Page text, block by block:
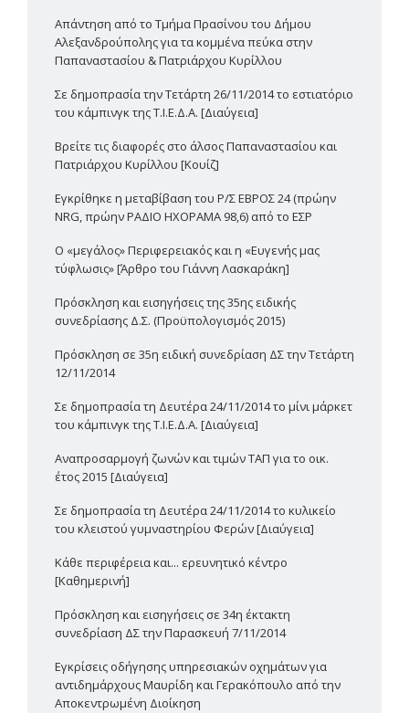
Απάντηση από το Τμήμα Πρασίνου του Δήμου
Αλεξανδρούπολης για τα κομμένα πεύκα στην
Παπαναστασίου & Πατριάρχου Κυρίλλου
Σε δημοπρασία την Τετάρτη 26/11/2014 το εστιατόριο
του κάμπινγκ της Τ.Ι.Ε.Δ.Α. [Διαύγεια]
Βρείτε τις διαφορές στο άλσος Παπαναστασίου και
Πατριάρχου Κυρίλλου [Κουίζ]
Εγκρίθηκε η μεταβίβαση του Ρ/Σ ΕΒΡΟΣ 24 (πρώην
NRG, πρώην ΡΑΔΙΟ ΗΧΟΡΑΜΑ 98,6) από το ΕΣΡ
Ο «μεγάλος» Περιφερειακός και η «Ευγενής μας
τύφλωσις» [Άρθρο του Γιάννη Λασκαράκη]
Πρόσκληση και εισηγήσεις της 35ης ειδικής
συνεδρίασης Δ.Σ. (Προϋπολογισμός 2015)
Πρόσκληση σε 35η ειδική συνεδρίαση ΔΣ την Τετάρτη
12/11/2014
Σε δημοπρασία τη Δευτέρα 24/11/2014 το μίνι μάρκετ
του κάμπινγκ της Τ.Ι.Ε.Δ.Α. [Διαύγεια]
Αναπροσαρμογή ζωνών και τιμών ΤΑΠ για το οικ.
έτος 2015 [Διαύγεια]
Σε δημοπρασία τη Δευτέρα 24/11/2014 το κυλικείο
του κλειστού γυμναστηρίου Φερών [Διαύγεια]
Κάθε περιφέρεια και... ερευνητικό κέντρο
[Καθημερινή]
Πρόσκληση και εισηγήσεις σε 34η έκτακτη
συνεδρίαση ΔΣ την Παρασκευή 7/11/2014
Εγκρίσεις οδήγησης υπηρεσιακών οχημάτων για
αντιδημάρχους Μαυρίδη και Γερακόπουλο από την
Αποκεντρωμένη Διοίκηση